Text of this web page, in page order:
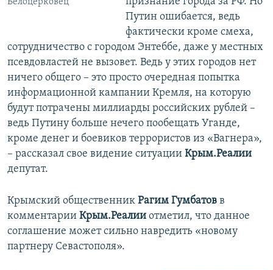
Путин ошибается, ведь
фактически кроме смеха,
сотрудничество с городом Энтеббе, даже у местных
псевдовластей не вызовет. Ведь у этих городов нет
ничего общего – это просто очередная попытка
информационной кампании Кремля, на которую
будут потрачены миллиарды российских рублей –
ведь Путину больше нечего пообещать Уганде,
кроме денег и боевиков террористов из «Вагнера»,
– рассказал свое видение ситуации Крым.Реалии
депутат.
Крымский общественник Рагим Гумбатов в
комментарии Крым.Реалии отметил, что данное
соглашение может сильно навредить «новому
партнеру Севастополя».